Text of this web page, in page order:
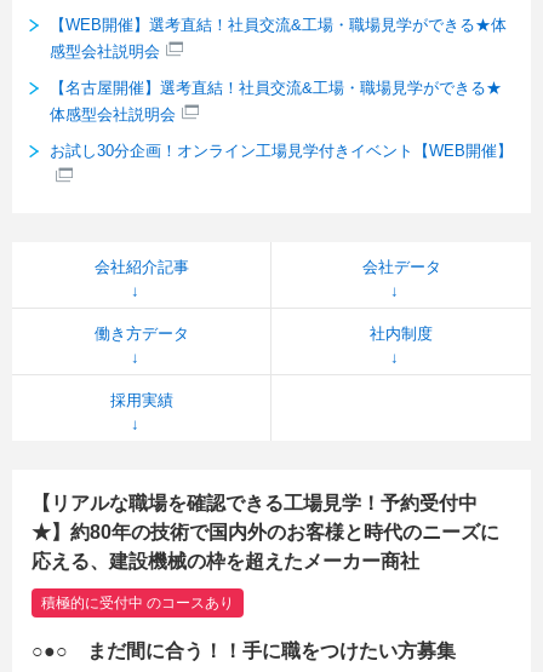
【WEB開催】選考直結！社員交流&工場・職場見学ができる★体
感型会社説明会
【名古屋開催】選考直結！社員交流&工場・職場見学ができる★
体感型会社説明会
お試し30分企画！オンライン工場見学付きイベント【WEB開催】
会社紹介記事 会社データ
働き方データ 社内制度
採用実績
【リアルな職場を確認できる工場見学！予約受付中
★】約80年の技術で国内外のお客様と時代のニーズに
応える、建設機械の枠を超えたメーカー商社
積極的に受付中 のコースあり
○●○ まだ間に合う！！手に職をつけたい方募集